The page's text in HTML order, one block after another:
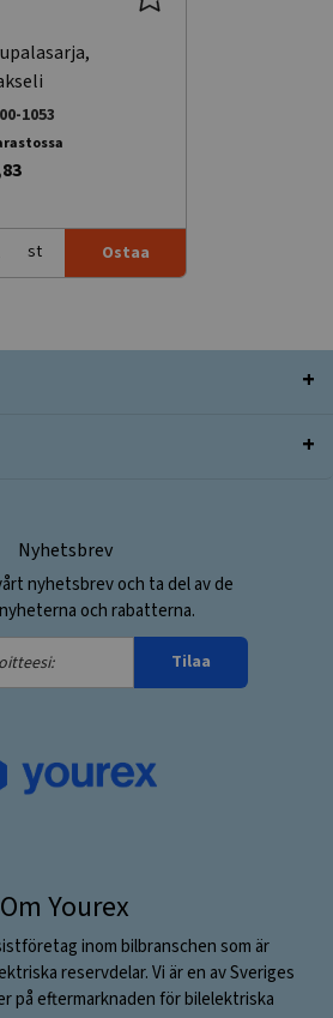
1053
st Ostaa
Nyhetsbrev
nyhetsbrev och ta del av de
och rabatterna.
Tilaa
Om Yourex
inom bilbranschen som är
reservdelar. Vi är en av Sveriges
på eftermarknaden för bilelektriska